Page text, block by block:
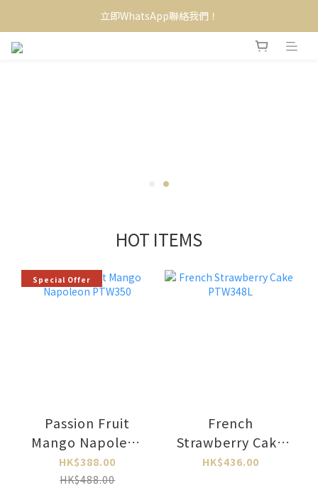
立即WhatsApp聯絡我們！
HOT ITEMS
Special Offer
Passion Fruit
Mango Napoleon
PTW350
HK$388.00
HK$488.00
French
Strawberry Cake
PTW348L
HK$436.00